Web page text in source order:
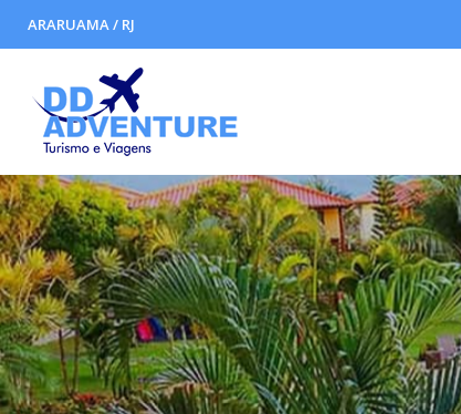
ARARUAMA / RJ